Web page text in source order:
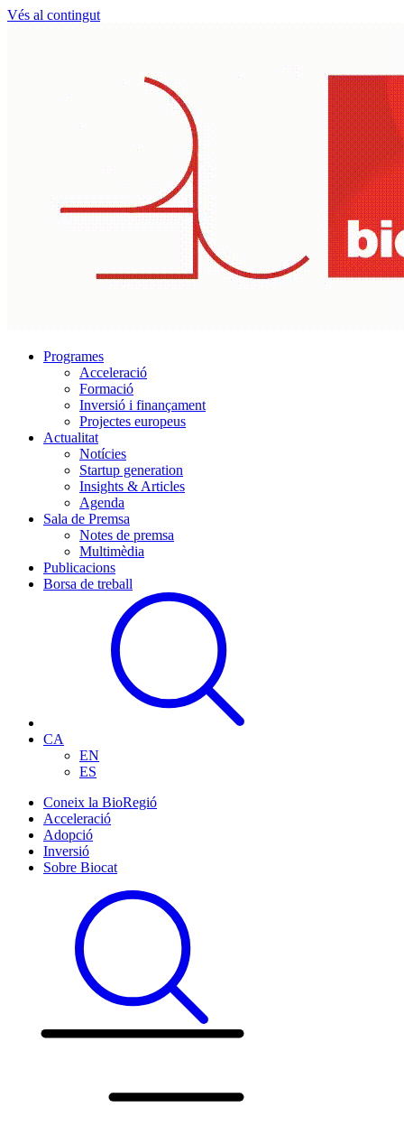
Vés al contingut
Programes
Acceleració
Formació
Inversió i finançament
Projectes europeus
Actualitat
Notícies
Startup generation
Insights & Articles
Agenda
Sala de Premsa
Notes de premsa
Multimèdia
Publicacions
Borsa de treball
CA
EN
ES
Coneix la BioRegió
Acceleració
Adopció
Inversió
Sobre Biocat